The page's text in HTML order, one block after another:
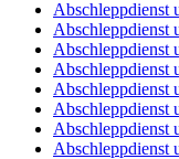
Abschleppdienst
Abschleppdienst
Abschleppdienst
Abschleppdienst
Abschleppdienst
Abschleppdienst
Abschleppdienst
Abschleppdienst